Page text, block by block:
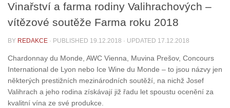
Vinařství a farma rodiny Valihrachových –
vítězové soutěže Farma roku 2018
BY REDAKCE · PUBLISHED 19.12.2018 · UPDATED 17.12.2018
Chardonnay du Monde, AWC Vienna, Muvina Prešov, Concours
International de Lyon nebo Ice Wine du Monde – to jsou názvy jen
některých prestižních mezinárodních soutěží, na nichž Josef
Valihrach a jeho rodina získávají již řadu let spoustu ocenění za
kvalitní vína ze své produkce.